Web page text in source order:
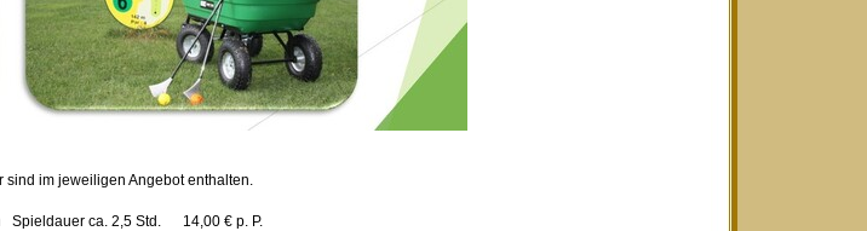
im jeweiligen Angebot enthalten.
Spieldauer ca. 2,5 Std. 14,00 € p. P.